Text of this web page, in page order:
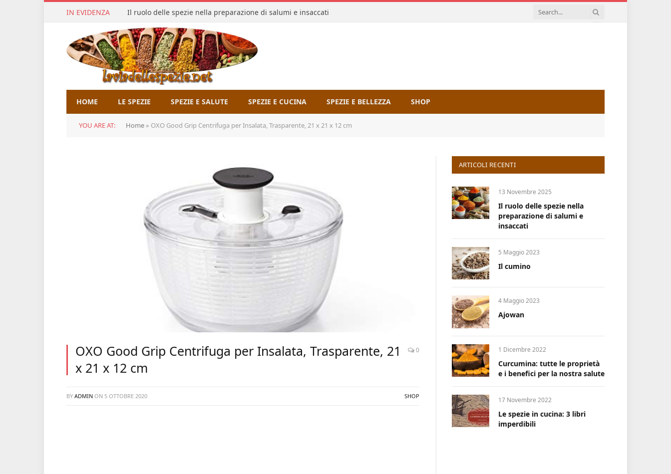
IN EVIDENZA Il ruolo delle spezie nella preparazione di salumi e insaccati
HOME LE SPEZIE SPEZIE E SALUTE SPEZIE E CUCINA SPEZIE E BELLEZZA SHOP
YOU ARE AT: Home » OXO Good Grip Centrifuga per Insalata, Trasparente, 21 x 21 x 12 cm
OXO Good Grip Centrifuga per Insalata, Trasparente, 21
x 21 x 12 cm
0
BY ADMIN ON 5 OTTOBRE 2020 SHOP
ARTICOLI RECENTI
13 Novembre 2025
Il ruolo delle spezie nella
preparazione di salumi e
insaccati
5 Maggio 2023
Il cumino
4 Maggio 2023
Ajowan
1 Dicembre 2022
Curcumina: tutte le proprietà
e i benefici per la nostra salute
17 Novembre 2022
Le spezie in cucina: 3 libri
imperdibili